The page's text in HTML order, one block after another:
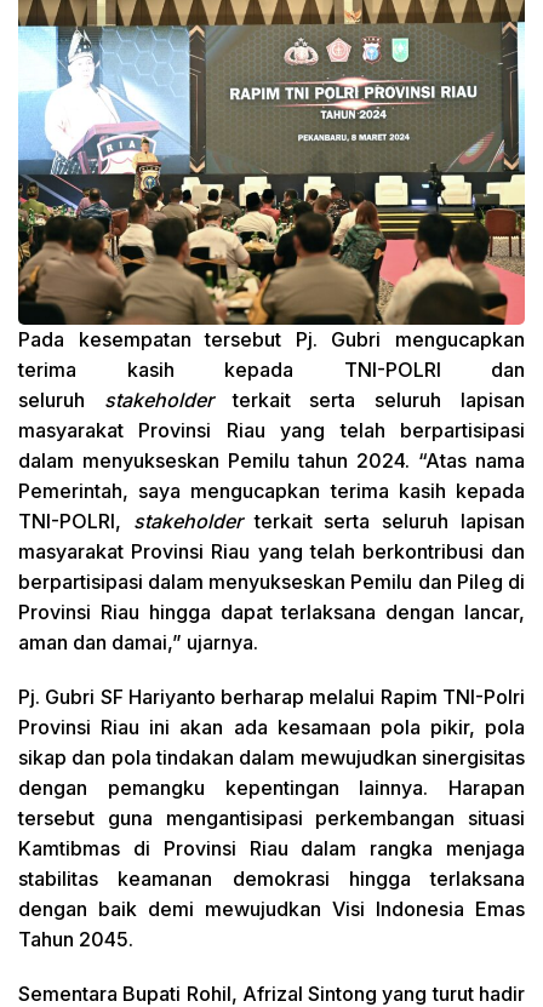
Pada kesempatan tersebut Pj. Gubri mengucapkan
terima kasih kepada TNI-POLRI dan
seluruh stakeholderterkait serta seluruh lapisan
masyarakat Provinsi Riau yang telah berpartisipasi
dalam menyukseskan Pemilu tahun 2024. “Atas nama
Pemerintah, saya mengucapkan terima kasih kepada
TNI-POLRI, stakeholderterkait serta seluruh lapisan
masyarakat Provinsi Riau yang telah berkontribusi dan
berpartisipasi dalam menyukseskan Pemilu dan Pileg di
Provinsi Riau hingga dapat terlaksana dengan lancar,
aman dan damai,” ujarnya.
Pj. Gubri SF Hariyanto berharap melalui Rapim TNI-Polri
Provinsi Riau ini akan ada kesamaan pola pikir, pola
sikap dan pola tindakan dalam mewujudkan sinergisitas
dengan pemangku kepentingan lainnya. Harapan
tersebut guna mengantisipasi perkembangan situasi
Kamtibmas di Provinsi Riau dalam rangka menjaga
stabilitas keamanan demokrasi hingga terlaksana
dengan baik demi mewujudkan Visi Indonesia Emas
Tahun 2045.
Sementara Bupati Rohil, Afrizal Sintong yang turut hadir